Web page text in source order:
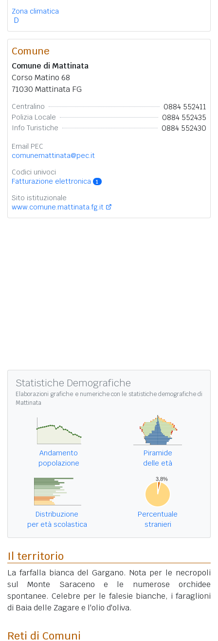
Zona climatica
D
Comune
Comune di Mattinata
Corso Matino 68
71030 Mattinata FG
Centralino 0884 552411
Polizia Locale 0884 552435
Info Turistiche 0884 552430
Email PEC
comunemattinata@pec.it
Codici univoci
Fatturazione elettronica
1
Sito istituzionale
www.comune.mattinata.fg.it
Statistiche Demografiche
Elaborazioni grafiche e numeriche con le statistiche demografiche di
Mattinata
Andamento
popolazione
Piramide
delle età
Distribuzione
per età scolastica
Percentuale
stranieri
Il territorio
La farfalla bianca del Gargano. Nota per le necropoli
sul Monte Saraceno e le numerose orchidee
spontanee. Celebre per le falesie bianche, i faraglioni
di Baia delle Zagare e l'olio d'oliva.
Reti di Comuni